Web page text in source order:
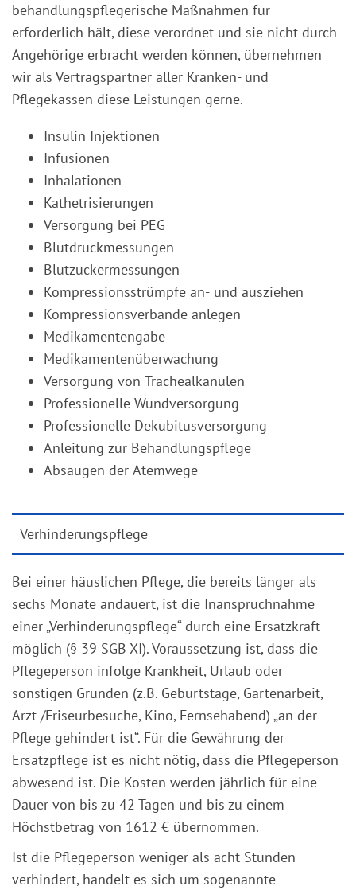
behandlungspflegerische Maßnahmen für
erforderlich hält, diese verordnet und sie nicht durch
Angehörige erbracht werden können, übernehmen
wir als Vertragspartner aller Kranken- und
Pflegekassen diese Leistungen gerne.
Insulin Injektionen
Infusionen
Inhalationen
Kathetrisierungen
Versorgung bei PEG
Blutdruckmessungen
Blutzuckermessungen
Kompressionsstrümpfe an- und ausziehen
Kompressionsverbände anlegen
Medikamentengabe
Medikamentenüberwachung
Versorgung von Trachealkanülen
Professionelle Wundversorgung
Professionelle Dekubitusversorgung
Anleitung zur Behandlungspflege
Absaugen der Atemwege
Verhinderungspflege
Bei einer häuslichen Pflege, die bereits länger als
sechs Monate andauert, ist die Inanspruchnahme
einer „Verhinderungspflege“ durch eine Ersatzkraft
möglich (§ 39 SGB XI). Voraussetzung ist, dass die
Pflegeperson infolge Krankheit, Urlaub oder
sonstigen Gründen (z.B. Geburtstage, Gartenarbeit,
Arzt-/Friseurbesuche, Kino, Fernsehabend) „an der
Pflege gehindert ist“. Für die Gewährung der
Ersatzpflege ist es nicht nötig, dass die Pflegeperson
abwesend ist. Die Kosten werden jährlich für eine
Dauer von bis zu 42 Tagen und bis zu einem
Höchstbetrag von 1612 € übernommen.
Ist die Pflegeperson weniger als acht Stunden
verhindert, handelt es sich um sogenannte